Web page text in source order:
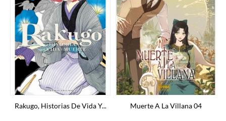
Rakugo, Historias De Vida Y... Muerte A La Villana 04